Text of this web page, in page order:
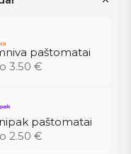
paštomatai
3.50 €
paštomatai
2.50 €